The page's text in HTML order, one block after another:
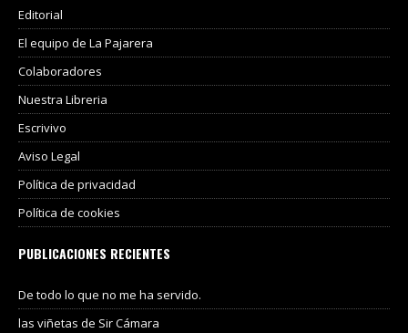
Editorial
El equipo de La Pajarera
Colaboradores
Nuestra Libreria
Escrivivo
Aviso Legal
Política de privacidad
Política de cookies
PUBLICACIONES RECIENTES
De todo lo que no me ha servido.
las viñetas de Sir Cámara